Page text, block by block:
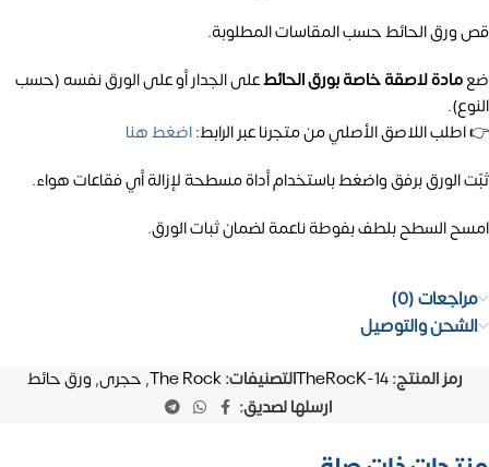
قص ورق الحائط حسب المقاسات المطلوبة.
ضعمادة لاصقة خاصة بورق الحائطعلى الجدار أو على الورق نفسه (حسب
النوع).
👉 اطلب اللاصق الأصلي من متجرنا عبر الرابط:اضغط هنا
ثبّت الورق برفق واضغط باستخدام أداة مسطحة لإزالة أي فقاعات هواء.
امسح السطح بلطف بفوطة ناعمة لضمان ثبات الورق.
مراجعات (0)
الشحن والتوصيل
رمز المنتج:TheRocK-14التصنيفات:The Rock
, حجرى, ورق حائط
ارسلها لصديق: